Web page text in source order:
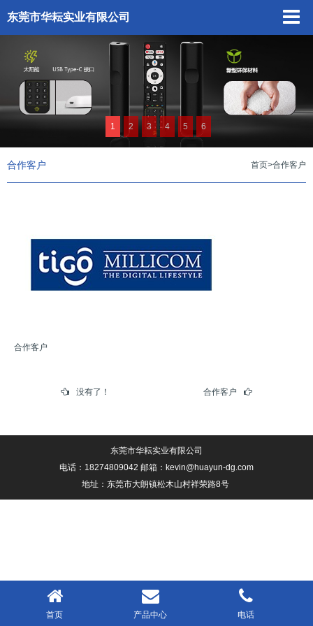
东莞市华耘实业有限公司
1 2 3 4 5 6
合作客户 首页>合作客户
合作客户
没有了！ 合作客户
东莞市华耘实业有限公司
电话：18274809042 邮箱：kevin@huayun-dg.com
地址：东莞市大朗镇松木山村祥荣路8号
首页 产品中心 电话